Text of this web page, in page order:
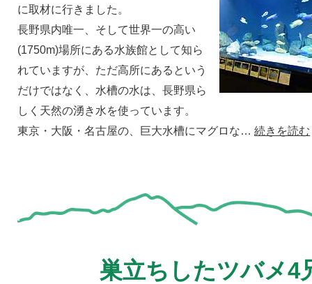
に取材に行きました。
長野県内唯一、そして世界一の高い
(1750m)場所にある水族館として知ら
れていますが、ただ高所にあるという
だけではなく、水槽の水は、長野県ら
しく天然の湧き水を使っています。
東京・大阪・名古屋の、巨大水槽にマグロな…続きを読む
巣立ちしたツバメ4